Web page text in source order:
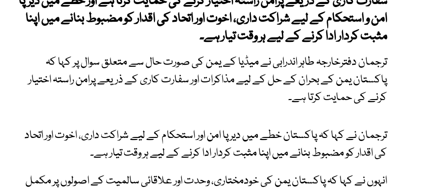
امن و استحکام کے لیے شراکت داری، اخوت اور اتحاد کی اقدار کو مضبوط بنانے میں اپنا
مثبت کردار ادا کرنے کے لیے ہر وقت تیار ہے۔
ترجمان دفترخارجہ طاہر اندرابی نے میڈیا کے یمن کی صورت حال سے متعلق سوال پر کہا کہ
پاکستان یمن کے بحران کے حل کے لیے مذاکرات اور سفارت کاری کے ذریعے پرامن راستہ اختیار
کرنے کی حمایت کرتا ہے۔
ترجمان نے کہا کہ پاکستان خطے میں دیرپا امن اور استحکام کے لیے شراکت داری، اخوت اور اتحاد
کی اقدار کو مضبوط بنانے میں اپنا مثبت کردار ادا کرنے کے لیے ہر وقت تیار ہے۔
انہوں نے کہا کہ پاکستان یمن کی خودمختاری، وحدت اور علاقائی سالمیت کے اصولوں پر مکمل